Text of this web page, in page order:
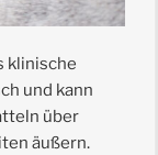
klinische
und kann
über
äußern.